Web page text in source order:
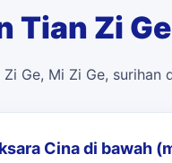
Tian Zi Ge
Ge, Mi Zi Ge,
Cina di bawah